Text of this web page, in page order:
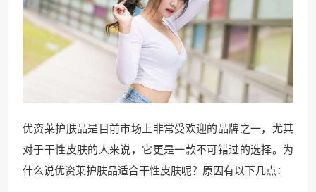
优资莱护肤品是目前市场上非常受欢迎的品牌之一，尤其
对于干性皮肤的人来说，它更是一款不可错过的选择。为
什么说优资莱护肤品适合干性皮肤呢？原因有以下几点：